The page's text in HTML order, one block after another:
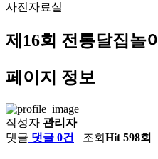
사진자료실
제16회 전통달집놀이
페이지 정보
작성자 관리자
댓글 댓글 0건 조회 Hit 598회